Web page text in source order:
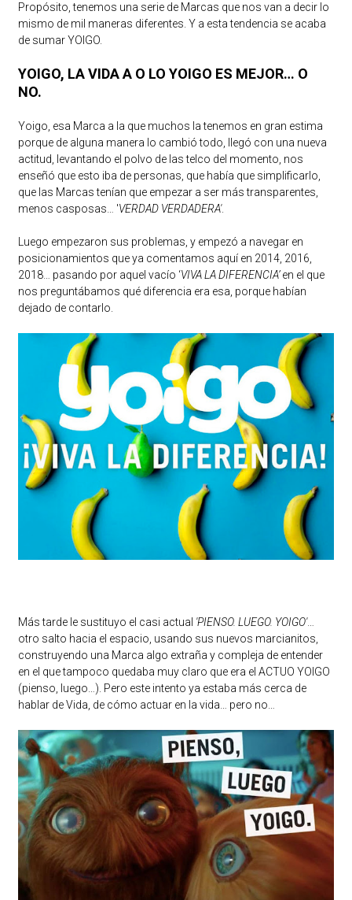
Propósito, tenemos una serie de Marcas que nos van a decir lo
mismo de mil maneras diferentes. Y a esta tendencia se acaba
de sumar YOIGO.
YOIGO, LA VIDA A O LO YOIGO ES MEJOR… O
NO.
Yoigo, esa Marca a la que muchos la tenemos en gran estima
porque de alguna manera lo cambió todo, llegó con una nueva
actitud, levantando el polvo de las telco del momento, nos
enseñó que esto iba de personas, que había que simplificarlo,
que las Marcas tenían que empezar a ser más transparentes,
menos casposas… 'VERDAD VERDADERA'.
Luego empezaron sus problemas, y empezó a navegar en
posicionamientos que ya comentamos aquí en 2014, 2016,
2018… pasando por aquel vacío ‘VIVA LA DIFERENCIA’en el que
nos preguntábamos qué diferencia era esa, porque habían
dejado de contarlo.
Más tarde le sustituyo el casi actual 'PIENSO. LUEGO. YOIGO'…
otro salto hacia el espacio, usando sus nuevos marcianitos,
construyendo una Marca algo extraña y compleja de entender
en el que tampoco quedaba muy claro que era el ACTUO YOIGO
(pienso, luego…). Pero este intento ya estaba más cerca de
hablar de Vida, de cómo actuar en la vida… pero no…